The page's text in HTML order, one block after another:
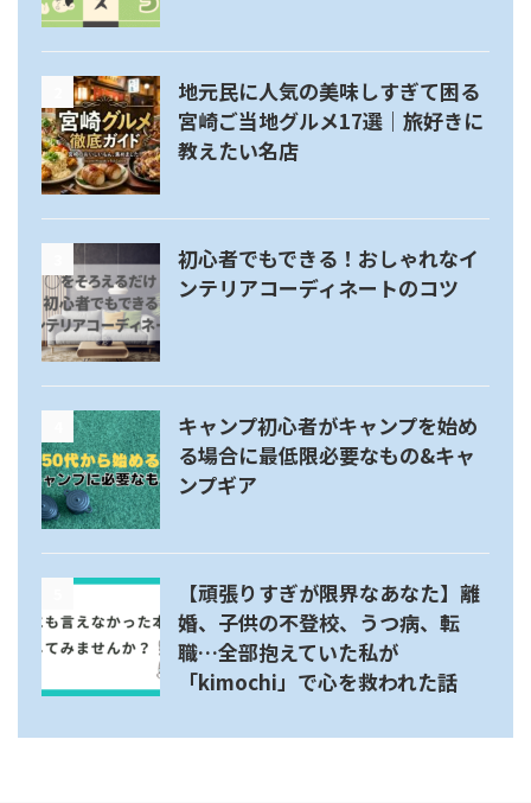
地元民に人気の美味しすぎて困る
宮崎ご当地グルメ17選｜旅好きに
教えたい名店
初心者でもできる！おしゃれなイ
ンテリアコーディネートのコツ
キャンプ初心者がキャンプを始め
る場合に最低限必要なもの&キャ
ンプギア
【頑張りすぎが限界なあなた】離
婚、子供の不登校、うつ病、転
職…全部抱えていた私が
「kimochi」で心を救われた話